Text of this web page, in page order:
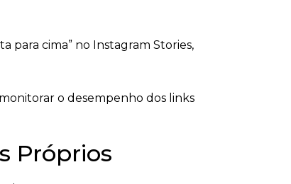
para cima” no Instagram Stories,
o desempenho dos links
Próprios